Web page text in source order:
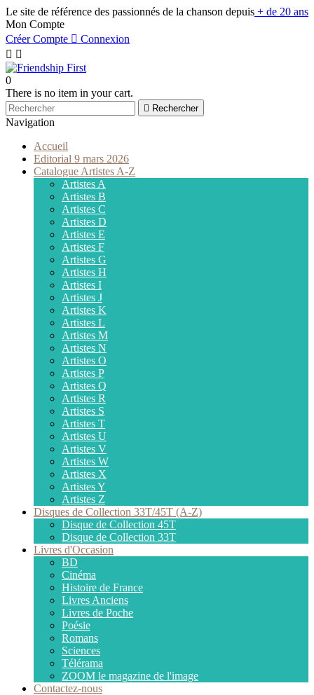
Le site de référence des passionnés de la chanson depuis + de 20 ans
Mon Compte
Créer Compte  Connexion
 
0
There is no item in your cart.
 Rechercher
Navigation
Accueil
Editorial 9 mars 2026
Catalogue Artistes A-Z
Artistes A
Artistes B
Artistes C
Artistes D
Artistes E
Artistes F
Artistes G
Artistes H
Artistes I
Artistes J
Artistes K
Artistes L
Artistes M
Artistes N
Artistes O
Artistes P
Artistes Q
Artistes R
Artistes S
Artistes T
Artistes U
Artistes V
Artistes W
Artistes X
Artistes Y
Artistes Z
Disques de Collection 33T/45T (A-Z)
Disque de Collection 45T
Disque de Collection 33T
Livres d'Occasion
BD
Cinéma
Histoire de France
Livres Anciens
Livres de Poche
Poésie
Romans
Sciences
Télérama
ZOOM le magazine de l'image
Contactez-nous